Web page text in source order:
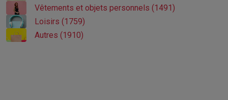
Vêtements et objets personnels (1491)
Loisirs (1759)
Autres (1910)